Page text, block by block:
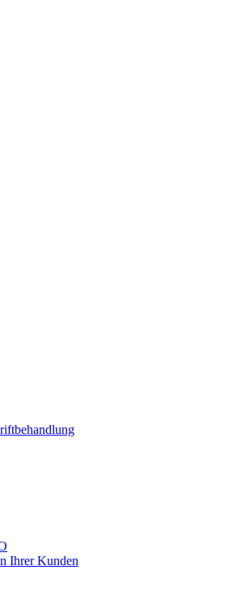
Ihrer Kunden